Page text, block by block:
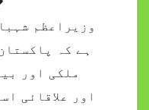
ہے کہ
ملکی اور
اور علاقائی